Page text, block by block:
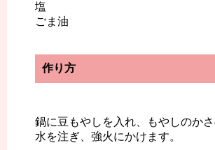
塩
ごま油
作り方
鍋に豆もやしを入れ、もやしのか
水を注ぎ、強火にかけます。